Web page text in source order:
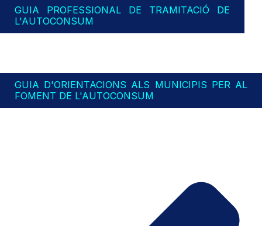
GUIA PROFESSIONAL DE TRAMITACIÓ DE
L'AUTOCONSUM
GUIA D'ORIENTACIONS ALS MUNICIPIS PER AL
FOMENT DE L'AUTOCONSUM